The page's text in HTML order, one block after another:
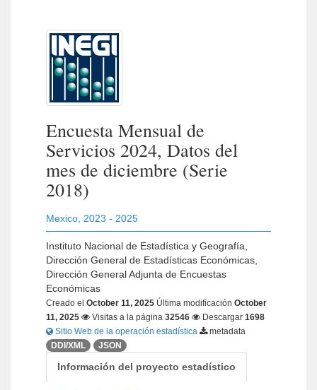
Encuesta Mensual de
Servicios 2024, Datos del
mes de diciembre (Serie
2018)
Mexico 2023 - 2025
Instituto Nacional de Estadística y Geografía,
Dirección General de Estadísticas Económicas,
Dirección General Adjunta de Encuestas
Económicas
Creado el October 11, 2025 Última modificación October
11, 2025
Visitas a la página 32546 Descargar 1698
Sitio Web de la operación estadística
metadata
DDI/XML
JSON
Información del proyecto estadístico